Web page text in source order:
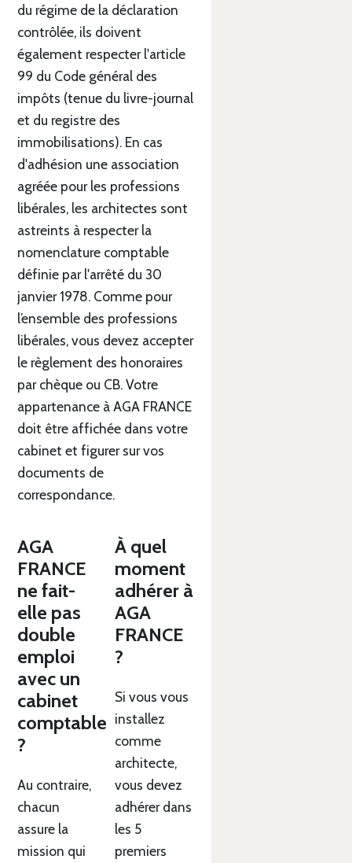
du régime de la déclaration
contrôlée, ils doivent
également respecter l'article
99 du Code général des
impôts (tenue du livre-journal
et du registre des
immobilisations). En cas
d'adhésion une association
agréée pour les professions
libérales, les architectes sont
astreints à respecter la
nomenclature comptable
définie par l'arrêté du 30
janvier 1978. Comme pour
l’ensemble des professions
libérales, vous devez accepter
le règlement des honoraires
par chèque ou CB. Votre
appartenance à AGA FRANCE
doit être affichée dans votre
cabinet et figurer sur vos
documents de
correspondance.
AGA
FRANCE
ne fait-
elle pas
double
emploi
avec un
cabinet
comptable
?
Au contraire,
chacun
assure la
mission qui
À quel
moment
adhérer à
AGA
FRANCE
?
Si vous vous
installez
comme
architecte,
vous devez
adhérer dans
les 5
premiers